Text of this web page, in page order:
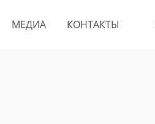
МЕДИА КОНТАКТЫ